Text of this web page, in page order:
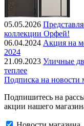
05.05.2026
коллекции Орфей!
06.04.2024 Акция на
2024
21.09.2023 Уличные
теплее
Подписка на новости
Подпишитесь на
акции нашего